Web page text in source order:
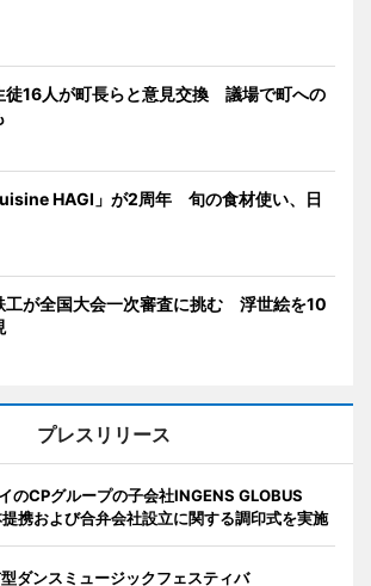
徒16人が町長らと意見交換 議場で町への
HAGI」が2周年 旬の食材使い、日
工が全国大会一次審査に挑む 浮世絵を10
プレスリリース
のCPグループの子会社INGENS GLOBUS
携および合弁会社設立に関する調印式を実施
ダンスミュージックフェスティバ